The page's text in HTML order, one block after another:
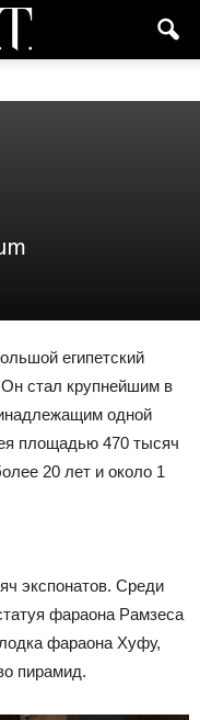
египетский
стал крупнейшим в
одной
площадью 470 тысяч
20 лет и около 1
экспонатов. Среди
фараона Рамзеса
фараона Хуфу,
пирамид.